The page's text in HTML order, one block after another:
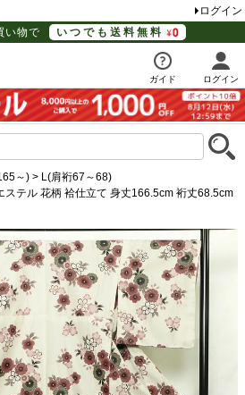
ログイン
い物で
いつでも送料無料
ガイド ログイン
～)
L(肩裄67～68)
ステル 花柄 袷仕立て 身丈166.5cm 裄丈68.5cm